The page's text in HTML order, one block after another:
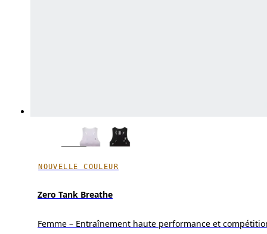
NOUVELLE COULEUR
Zero Tank Breathe
Femme – Entraînement haute performance et